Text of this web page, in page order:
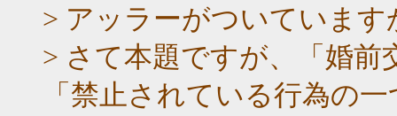
> アッラーがついています
> さて本題ですが、「婚
「禁止されている行為の